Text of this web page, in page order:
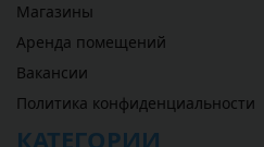
Магазины
Аренда помещений
Вакансии
Политика конфиденциальности
КАТЕГОРИИ